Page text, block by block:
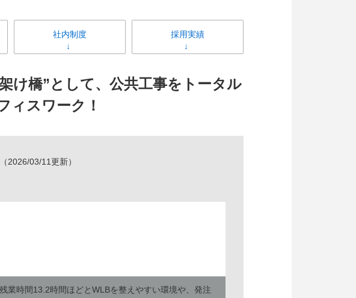
社内制度 採用実績
け橋”として、公共工事をトータル
ィスワーク！
（2026/03/11更新）
業時間13.2時間ほどとWLBを整えやすい環境や、発注